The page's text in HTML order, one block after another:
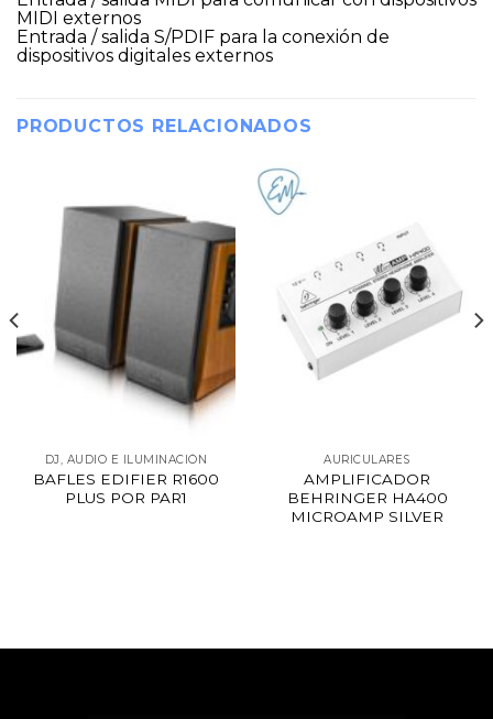
MIDI externos
Entrada / salida S/PDIF para la conexión de
dispositivos digitales externos
PRODUCTOS RELACIONADOS
DJ, AUDIO E ILUMINACIÓN
BAFLES EDIFIER R1600
PLUS POR PAR1
AURICULARES
AMPLIFICADOR
BEHRINGER HA400
MICROAMP SILVER